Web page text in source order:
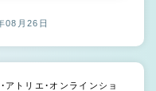
08月26日
アトリエ・オンラインショ